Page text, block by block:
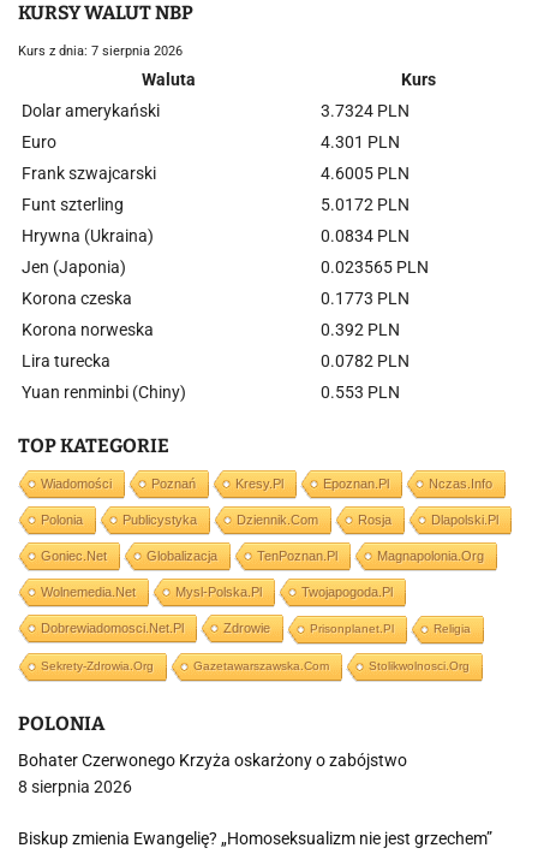
KURSY WALUT NBP
Kurs z dnia: 7 sierpnia 2026
Waluta
Kurs
Dolar amerykański
3.7324 PLN
Euro
4.301 PLN
Frank szwajcarski
4.6005 PLN
Funt szterling
5.0172 PLN
Hrywna (Ukraina)
0.0834 PLN
Jen (Japonia)
0.023565 PLN
Korona czeska
0.1773 PLN
Korona norweska
0.392 PLN
Lira turecka
0.0782 PLN
Yuan renminbi (Chiny)
0.553 PLN
TOP KATEGORIE
Wiadomości Poznań Kresy.pl Epoznan.pl Nczas.info
Polonia Publicystyka Dziennik.com Rosja Dlapolski.pl
Goniec.net Globalizacja TenPoznan.pl Magnapolonia.org
Wolnemedia.net Mysl-Polska.pl Twojapogoda.pl
Dobrewiadomosci.net.pl Zdrowie Prisonplanet.pl Religia
Sekrety-Zdrowia.org Gazetawarszawska.com Stolikwolnosci.org
POLONIA
Bohater Czerwonego Krzyża oskarżony o zabójstwo
8 sierpnia 2026
Biskup zmienia Ewangelię? „Homoseksualizm nie jest grzechem”